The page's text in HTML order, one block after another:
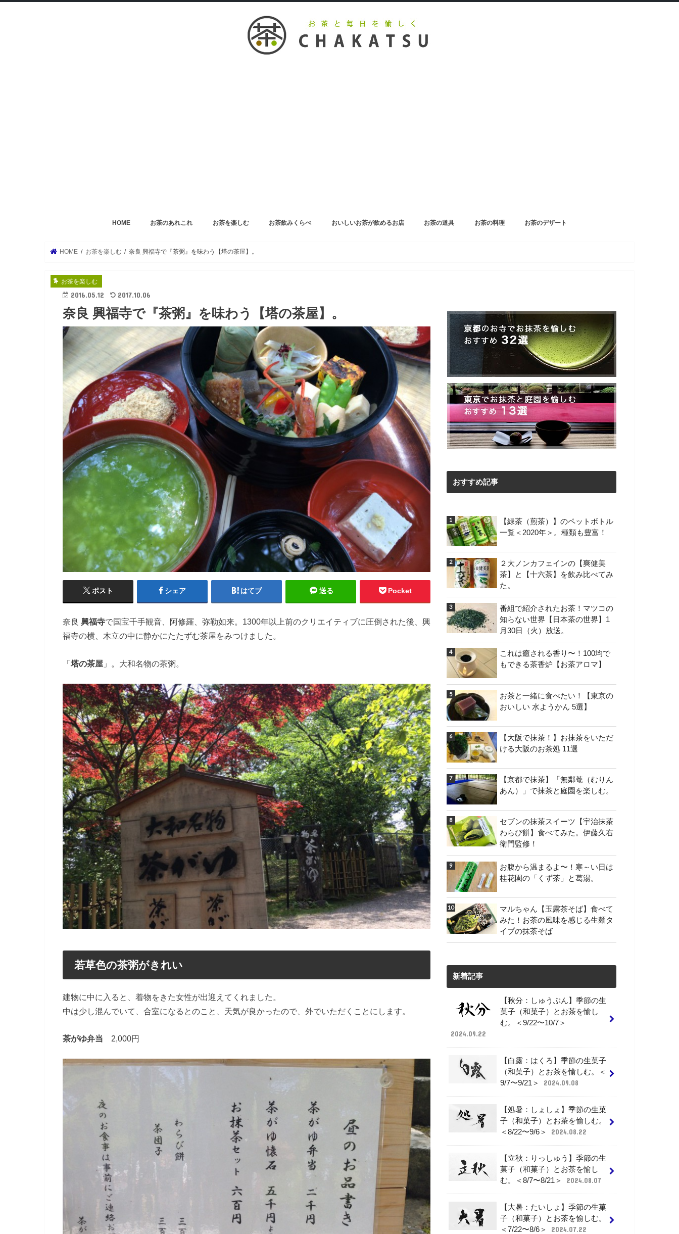
HOME お茶のあれこれ お茶を楽しむ お茶飲みくらべ おいしいお茶が飲めるお店 お茶の道具 お茶の料理 お茶のデザート
HOME お茶を楽しむ 奈良 興福寺で『茶粥』を味わう【塔の茶屋】。
お茶を楽しむ
2016.05.12 2017.10.06
奈良 興福寺で『茶粥』を味わう【塔の茶屋】。
ポスト シェア はてブ 送る Pocket
奈良 興福寺で国宝千手観音、阿修羅、弥勒如来。1300年以上前のクリエイティブに圧倒された後、興
福寺の横、木立の中に静かにたたずむ茶屋をみつけました。
「塔の茶屋 」。大和名物の茶粥。
若草色の茶粥がきれい
建物に中に入ると、着物をきた女性が出迎えてくれました。
中は少し混んでいて、合室になるとのこと、天気が良かったので、外でいただくことにします。
茶がゆ弁当 2,000円
おすすめ記事
【緑茶（煎茶）】のペットボトル
一覧＜2020年＞。種類も豊富！
２大ノンカフェインの【爽健美
茶】と【十六茶】を飲み比べてみ
た。
番組で紹介されたお茶！マツコの
知らない世界【日本茶の世界】1
月30日（火）放送。
これは癒される香り〜！100均で
もできる茶香炉【お茶アロマ】
お茶と一緒に食べたい！【東京の
おいしい 水ようかん 5選】
【大阪で抹茶！】お抹茶をいただ
ける大阪のお茶処 11選
【京都で抹茶】「無鄰菴（むりん
あん）」で抹茶と庭園を楽しむ。
セブンの抹茶スイーツ【宇治抹茶
わらび餅】食べてみた。伊藤久右
衛門監修！
お腹から温まるよ〜！寒～い日は
桂花園の「くず茶」と葛湯。
マルちゃん【玉露茶そば】食べて
みた！お茶の風味を感じる生麺タ
イプの抹茶そば
新着記事
【秋分：しゅうぶん】季節の生
菓子（和菓子）とお茶を愉し
む。＜9/22〜10/7＞
2024.09.22
【白露：はくろ】季節の生菓子
（和菓子）とお茶を愉しむ。＜
9/7〜9/21＞
2024.09.08
【処暑：しょしょ】季節の生菓
子（和菓子）とお茶を愉しむ。
＜8/22〜9/6＞
2024.08.22
【立秋：りっしゅう】季節の生
菓子（和菓子）とお茶を愉し
む。＜8/7〜8/21＞
2024.08.07
【大暑：たいしょ】季節の生菓
子（和菓子）とお茶を愉しむ。
＜7/22〜8/6＞
2024.07.22